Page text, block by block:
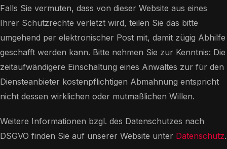
Falls Sie vermuten, dass von dieser Website aus eines
Ihrer Schutzrechte verletzt wird, teilen Sie das bitte
umgehend per elektronischer Post mit, damit zügig Abhilfe
geschafft werden kann. Bitte nehmen Sie zur Kenntnis: Die
zeitaufwändigere Einschaltung eines Anwaltes zur für den
Diensteanbieter kostenpflichtigen Abmahnung entspricht
nicht dessen wirklichen oder mutmaßlichen Willen.
Weitere Informationen bzgl. des Datenschutzes nach
DSGVO finden Sie auf unserer Website unter Datenschutz.